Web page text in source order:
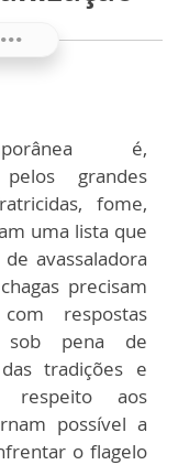
é,
grandes
fome,
uma lista que
avassaladora
precisam
respostas
sob pena de
tradições e
respeito aos
possível a
o flagelo